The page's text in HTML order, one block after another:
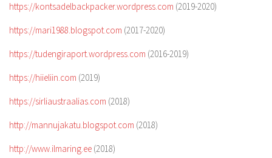
https://kontsadelbackpacker.wordpress.com (2019-2020)
https://mari1988.blogspot.com (2017-2020)
https://tudengiraport.wordpress.com (2016-2019)
https://hiieliin.com (2019)
https://sirliaustraalias.com (2018)
http://mannujakatu.blogspot.com (2018)
http://www.ilmaring.ee (2018)